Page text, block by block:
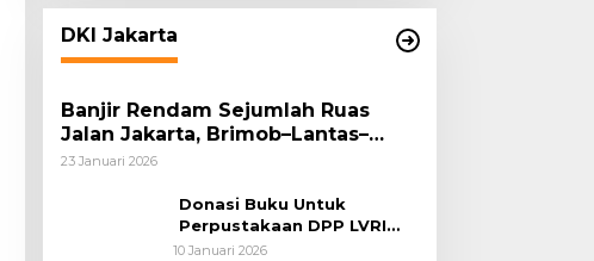
DKI Jakarta
Banjir Rendam Sejumlah Ruas
Jalan Jakarta, Brimob–Lantas–
Polair PMJ Bergerak Cepat, Polri
23 Januari 2026
Donasi Buku Untuk
Perpustakaan DPP LVRI
Terus Mengalir
10 Januari 2026